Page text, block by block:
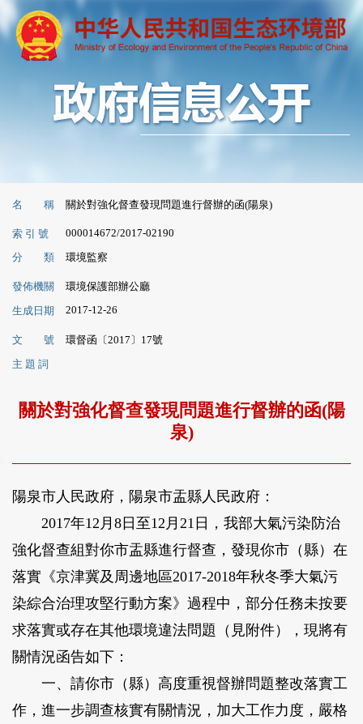
名 稱 關於對強化督查發現問題進行督辦的函(陽泉)
索 引 號 000014672/2017-02190
分 類 環境監察
發佈機關
環境保護部辦公廳
生成日期
2017-12-26
文 號
環督函〔2017〕17號
主 題 詞
關於對強化督查發現問題進行督辦的函(陽
泉)
陽泉市人民政府，陽泉市盂縣人民政府：
2017年12月8日至12月21日，我部大氣污染防治
強化督查組對你市盂縣進行督查，發現你市（縣）在
落實《京津冀及周邊地區2017-2018年秋冬季大氣污
染綜合治理攻堅行動方案》過程中，部分任務未按要
求落實或存在其他環境違法問題（見附件），現將有
關情況函告如下：
一、請你市（縣）高度重視督辦問題整改落實工
作，進一步調查核實有關情況，加大工作力度，嚴格